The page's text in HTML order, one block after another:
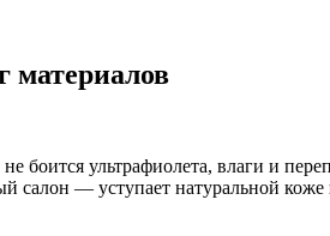
материалов
боится ультрафиолета, влаги и
салон — уступает натуральной коже